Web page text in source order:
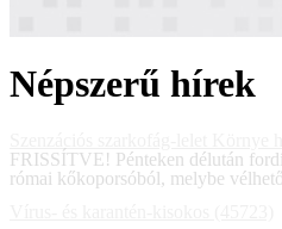
Népszerű hírek
FRISSÍTVE! Pénteken délután
római kőkoporsóból, melybe